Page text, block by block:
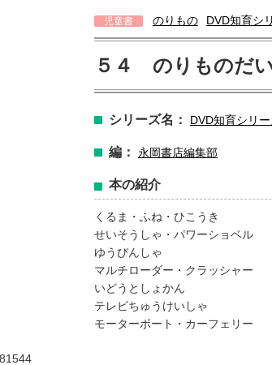
児童書 のりもの DVD知育シ
５４ のりものだ
シリーズ名： DVD知育シリ
編： 永岡書店編集部
本の紹介
くるま・ふね・ひこうき
せいそうしゃ・パワーショベル
ゆうびんしゃ
マルチローダー・クラッシャー
いどうとしょかん
テレビちゅうけいしゃ
モーターボート・カーフェリー